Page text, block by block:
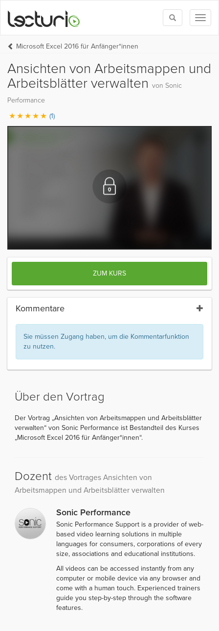
Toggle
search
Microsoft Excel 2016 für Anfänger*innen
Ansichten von Arbeitsmappen und
Arbeitsblätter verwalten von Sonic
Performance
(1)
ZUM KURS
Kommentare
Sie müssen Zugang haben, um die Kommentarfunktion
zu nutzen.
Über den Vortrag
Der Vortrag „Ansichten von Arbeitsmappen und Arbeitsblätter
verwalten“ von Sonic Performance ist Bestandteil des Kurses
„Microsoft Excel 2016 für Anfänger*innen“.
Dozent des Vortrages Ansichten von
Arbeitsmappen und Arbeitsblätter verwalten
Sonic Performance
Sonic Performance Support is a provider of web-
based video learning solutions in multiple
languages for consumers, corporations of every
size, associations and educational institutions.
All videos can be accessed instantly from any
computer or mobile device via any browser and
come with a human touch. Experienced trainers
guide you step-by-step through the software
features.